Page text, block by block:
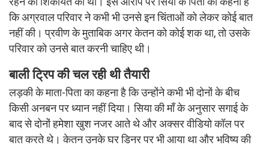
कि अग्रवाल परिवार ने कभी भी उनसे इन चिंताओं को लेकर कोई बात
नहीं की। प्रवीण के मुताबिक अगर केतन को कोई शक था, तो उसके
परिवार को उनसे बात करनी चाहिए थी।
बाली ट्रिप की चल रही थी तैयारी
लड़की के माता-पिता का कहना है कि उन्होंने कभी भी दोनों के बीच
किसी अनबन पर ध्यान नहीं दिया। सिया की माँ के अनुसार सगाई के
बाद से दोनों हमेशा खुश नजर आते थे और अक्सर वीडियो कॉल पर
बात करते थे। केतन उनके घर डिनर पर भी आया था और भविष्य की